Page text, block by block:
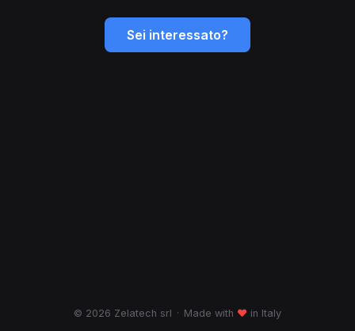
Sei interessato?
© 2026 Zelatech srl · Made with ♥ in Italy